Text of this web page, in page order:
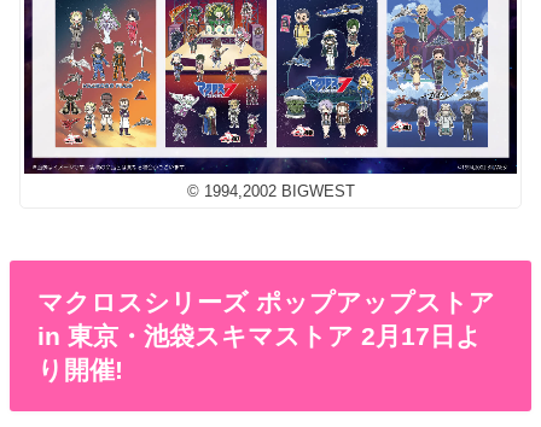
© 1994,2002 BIGWEST
マクロスシリーズ ポップアップストア
in 東京・池袋スキマストア 2月17日よ
り開催!